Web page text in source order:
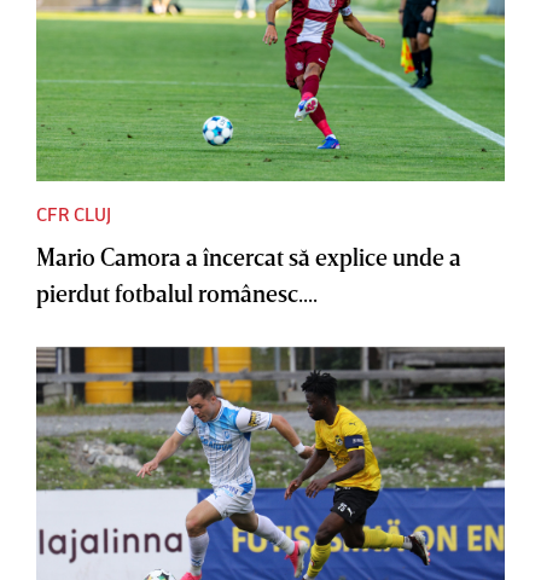
CFR CLUJ
Mario Camora a încercat să explice unde a
pierdut fotbalul românesc....